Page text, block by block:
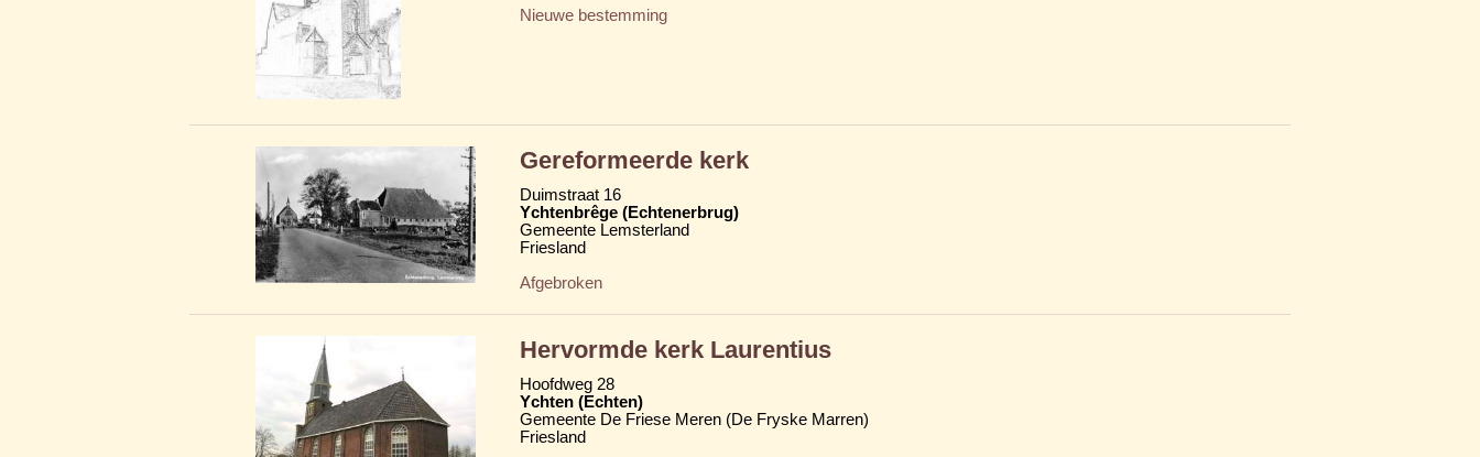
Nieuwe bestemming
Gereformeerde kerk
Duimstraat 16
Ychtenbrêge (Echtenerbrug)
Gemeente Lemsterland
Friesland
Afgebroken
Hervormde kerk Laurentius
Hoofdweg 28
Ychten (Echten)
Gemeente De Friese Meren (De Fryske Marren)
Friesland